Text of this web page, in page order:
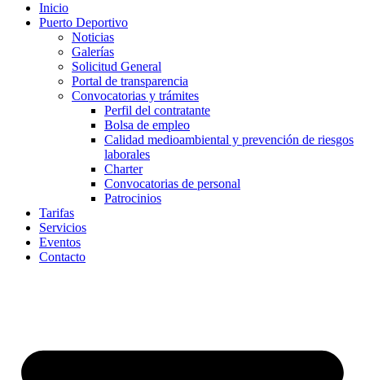
Inicio
Puerto Deportivo
Noticias
Galerías
Solicitud General
Portal de transparencia
Convocatorias y trámites
Perfil del contratante
Bolsa de empleo
Calidad medioambiental y prevención de riesgos
laborales
Charter
Convocatorias de personal
Patrocinios
Tarifas
Servicios
Eventos
Contacto